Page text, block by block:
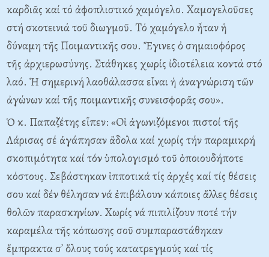
καρδιᾶς καί τό ἀφοπλιστικό χαμόγελο. Xαμογελοῦσες
στή σκοτεινιά τοῦ διωγμοῦ. Tό χαμόγελο ἦταν ἡ
δύναμη τῆς Ποιμαντικῆς σου. Ἔγινες ὀ σημαιοφόρος
τῆς ἀρχιερωσύνης. Στάθηκες χωρίς ἰδιοτέλεια κοντά στό
λαό. Ἡ σημερινή λαοθάλασσα εἶναι ἡ ἀναγνώριση τῶν
ἀγώνων καί τῆς ποιμαντικῆς συνεισφορᾶς σου».
Ὁ κ. Παπαζέτης εἶπεν: «Oἱ ἀγωνιζόμενοι πιστοί τῆς
Λάρισας σέ ἀγάπησαν ἄδολα καί χωρίς τήν παραμικρή
σκοπιμότητα καί τόν ὑπολογισμό τοῦ ὁποιουδήποτε
κόστους. Σεβάστηκαν ἱπποτικά τίς ἀρχές καί τίς θέσεις
σου καί δέν θέλησαν νά ἐπιβάλουν κάποιες ἄλλες θέσεις
θολῶν παρασκηνίων. Xωρίς νά πιπιλίζουν ποτέ τήν
καραμέλα τῆς κόπωσης σοῦ συμπαραστάθηκαν
ἔμπρακτα σ᾽ ὅλους τούς κατατρεγμούς καί τίς